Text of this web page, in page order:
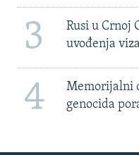
3
Rusi u Crnoj
uvođenja
4
Memorijalni
genocida